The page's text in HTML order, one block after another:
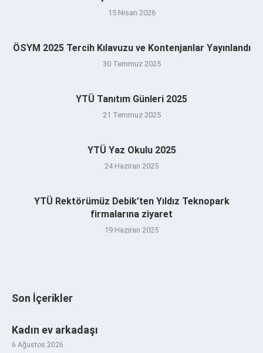
15 Nisan 2026
ÖSYM 2025 Tercih Kılavuzu ve Kontenjanlar Yayınlandı
30 Temmuz 2025
YTÜ Tanıtım Günleri 2025
21 Temmuz 2025
YTÜ Yaz Okulu 2025
24 Haziran 2025
YTÜ Rektörümüz Debik’ten Yıldız Teknopark
firmalarına ziyaret
19 Haziran 2025
Son İçerikler
Kadın ev arkadaşı
6 Ağustos 2026